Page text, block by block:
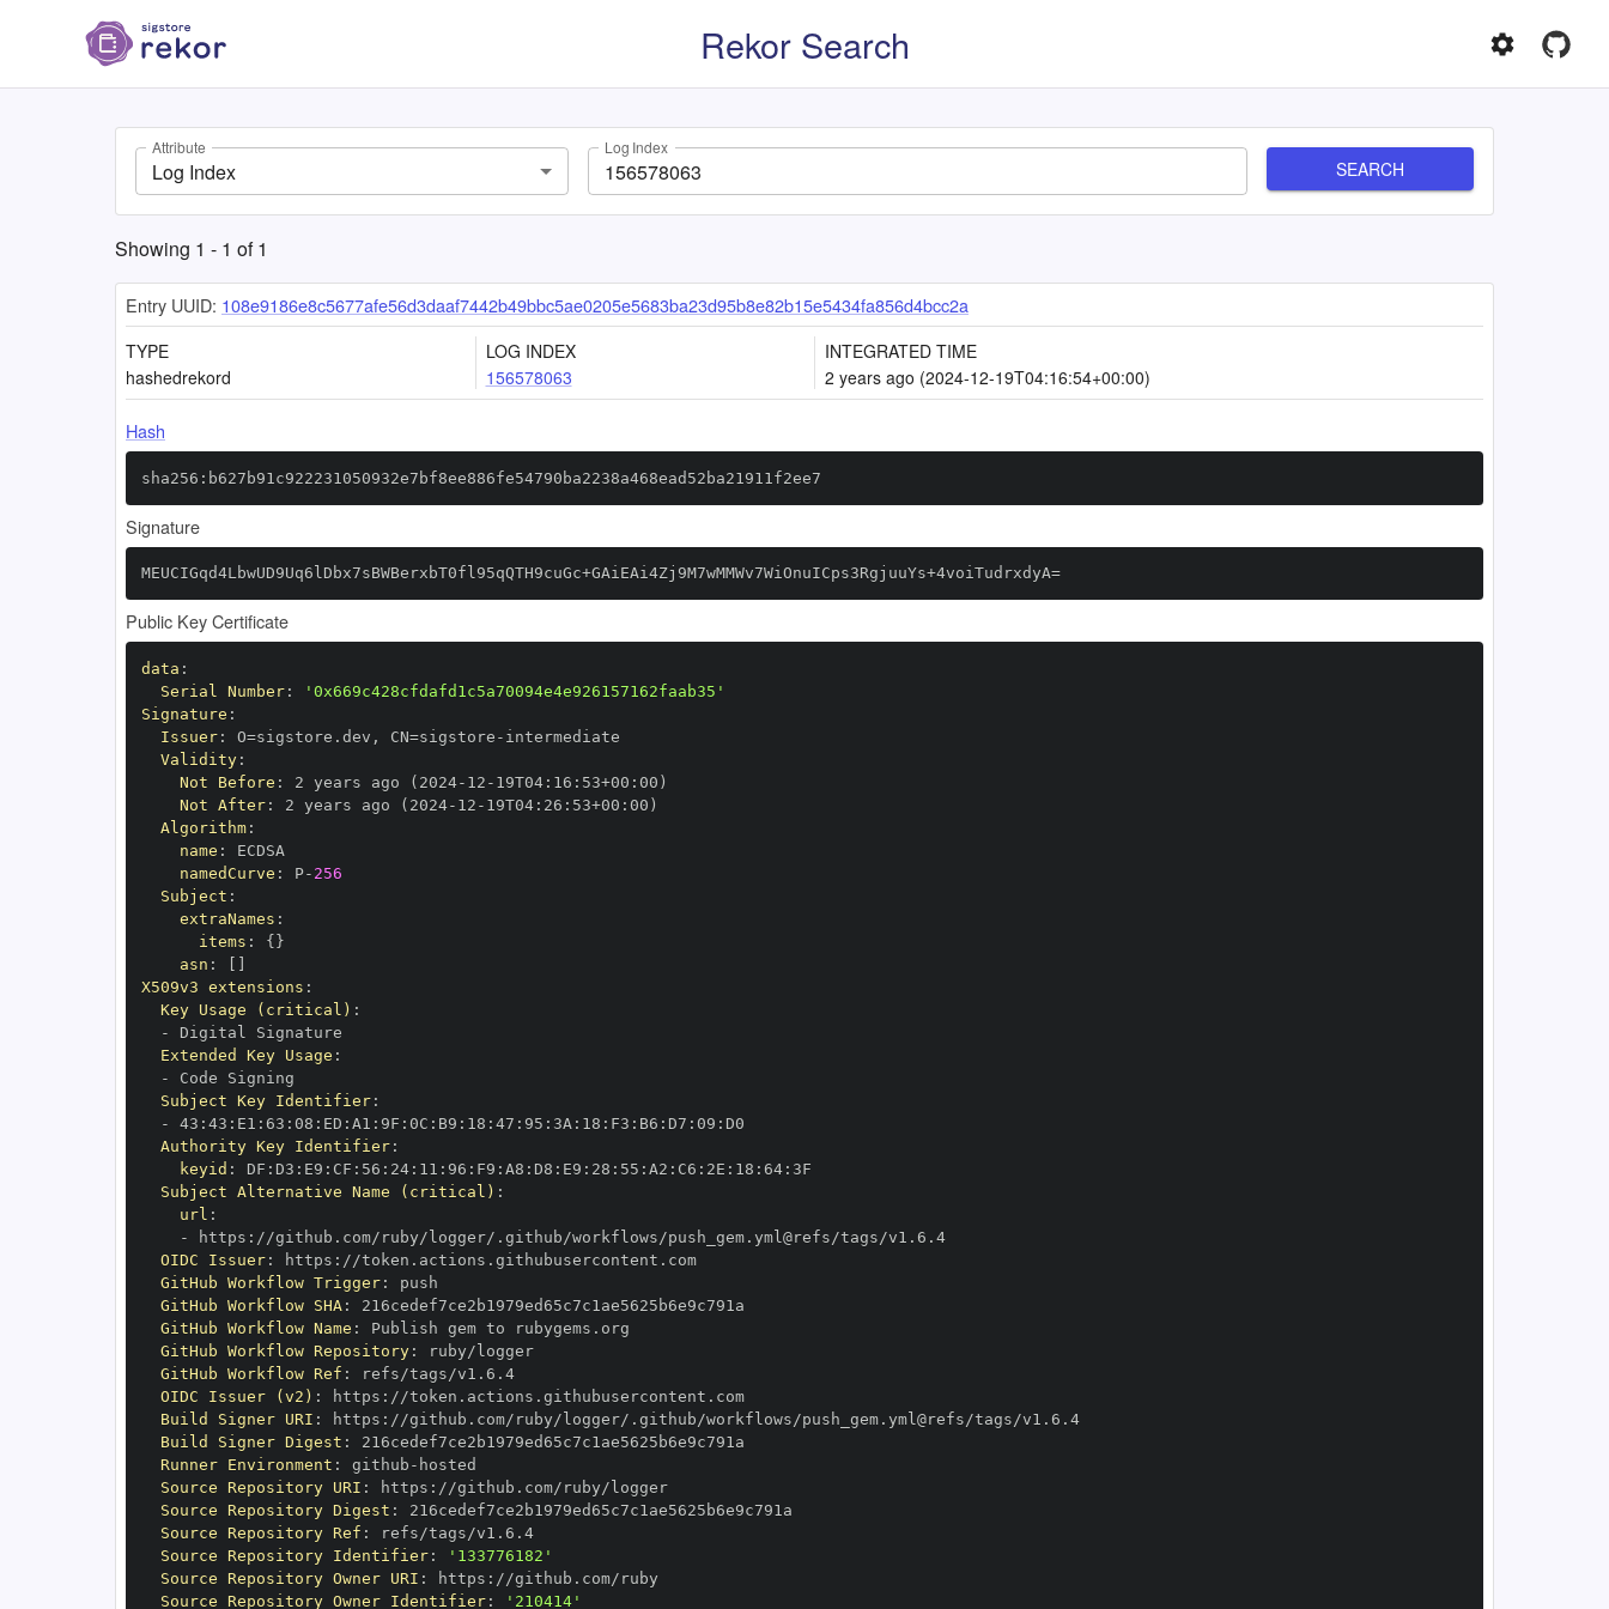
Rekor Search
Attribute
Log Index
Log Index
SEARCH
Showing 1 - 1 of1
Entry UUID: 108e9186e8c5677afe56d3daaf7442b49bbc5ae0205e5683ba23d95b8e82b15e5434fa856d4bcc2a
TYPE
hashedrekord
LOG INDEX
156578063
INTEGRATED TIME
2 years ago (2024-12-19T04:16:54+00:00)
Hash
sha256:b627b91c922231050932e7bf8ee886fe54790ba2238a468ead52ba21911f2ee7
Signature
MEUCIGqd4LbwUD9Uq6lDbx7sBWBerxbT0fl95qQTH9cuGc+GAiEAi4Zj9M7wMMWv7WiOnuICps3RgjuuYs+4voiTudrxdyA=
Public Key Certificate
data :
Serial Number:
'0x669c428cfdafd1c5a70094e4e926157162faab35'
Signature :
Issuer: O=sigstore.dev , CN=sigstore -
Validity:
Not Before : 2 years ago (2024- 12 - 19T04: 16 : 53+00 :
Not After: 2 years ago (2024- 12 - 19T04: 26 : 53+00 :
Algorithm:
name :
namedCurve : P- 256
Subject :
extraNames :
items : { }
asn :
X509v3 extensions :
Key Usage (critical) :
-
Extended Key Usage :
-
Subject Key Identifier:
-
43 : 43 : E1 : 63 : 08 : ED : A1 : 9F : 0C : B9 : 18 : 47 : 95 : 3A : 18 : F3 : B6 : D7 : 09 :
Authority Key Identifier:
keyid : DF : D3 : E9 : CF : 56 : 24: 11 : 96 : F9 : A8 : D8 : E9 : 28 : 55 : A2 : C6 : 2E : 18 : 64:
Subject Alternative Name (critical) :
url :
-
https :
//github.com/ruby/logger/.github/workflows/push_gem.yml@refs/tags/v1.6.4
OIDC Issuer: https :
//token.actions.githubusercontent.com
GitHub Workflow Trigger:
GitHub Workflow SHA:
GitHub Workflow Name :
GitHub Workflow Repository:
ruby/logger
GitHub Workflow Ref :
refs/tags/v1.6.4
OIDC Issuer (v2) : https :
//token.actions.githubusercontent.com
Build Signer URI : https :
//github.com/ruby/logger/.github/workflows/push_gem.yml@refs/tags/v1.6.4
Build Signer Digest :
Runner Environment : github -
Source Repository URI : https :
//github.com/ruby/logger
Source Repository Digest :
Source Repository Ref :
refs/tags/v1.6.4
Source Repository Identifier:
'133776182'
Source Repository Owner URI : https :
Source Repository Owner Identifier: '210414'